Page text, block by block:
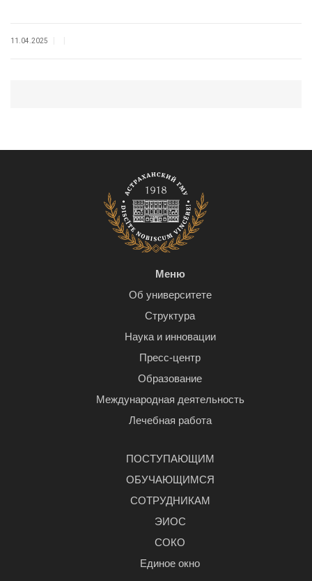
11.04.2025
Меню
Об университете
Структура
Наука и инновации
Пресс-центр
Образование
Международная деятельность
Лечебная работа
ПОСТУПАЮЩИМ
ОБУЧАЮЩИМСЯ
СОТРУДНИКАМ
ЭИОС
СОКО
Единое окно